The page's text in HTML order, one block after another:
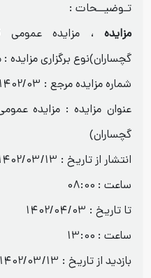
تـوضیــحات :
مزایده
گچساران)نوع برگزاری مزایده
شماره مزایده مرجع : 1402/03
گچساران)
انتشار از تاریخ : 1402/03/13
ساعت : 08:00
تا تاریخ : 1402/04/03
ساعت : 13:00
بازدید از تاریخ : 1402/03/13